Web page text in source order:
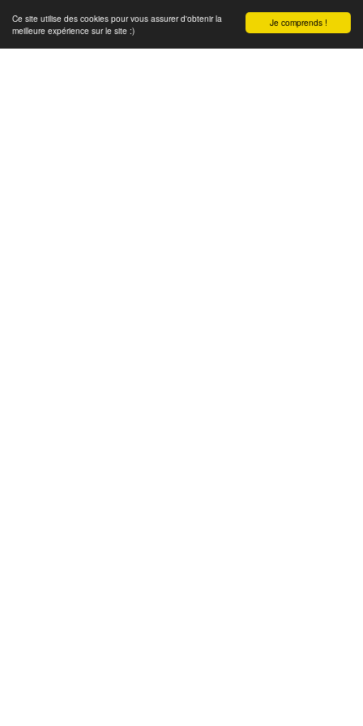
Je comprends !
Ce site utilise des cookies pour vous assurer d'obtenir la
meilleure expérience sur le site :)